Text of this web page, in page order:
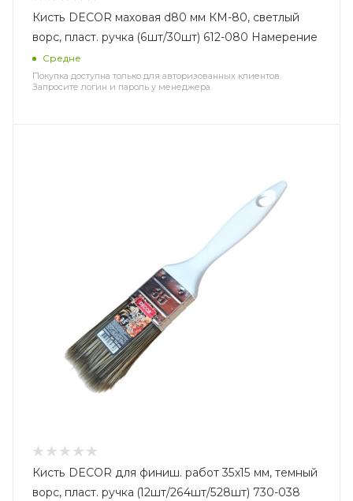
Кисть DECOR маховая d80 мм КМ-80, светлый
ворс, пласт. ручка (6шт/30шт) 612-080 Намерение
Средне
Покупка доступна только для авторизованных клиентов.
Запросите логин и пароль у менеджера.
Кисть DECOR для финиш. работ 35х15 мм, темный
ворс, пласт. ручка (12шт/264шт/528шт) 730-038